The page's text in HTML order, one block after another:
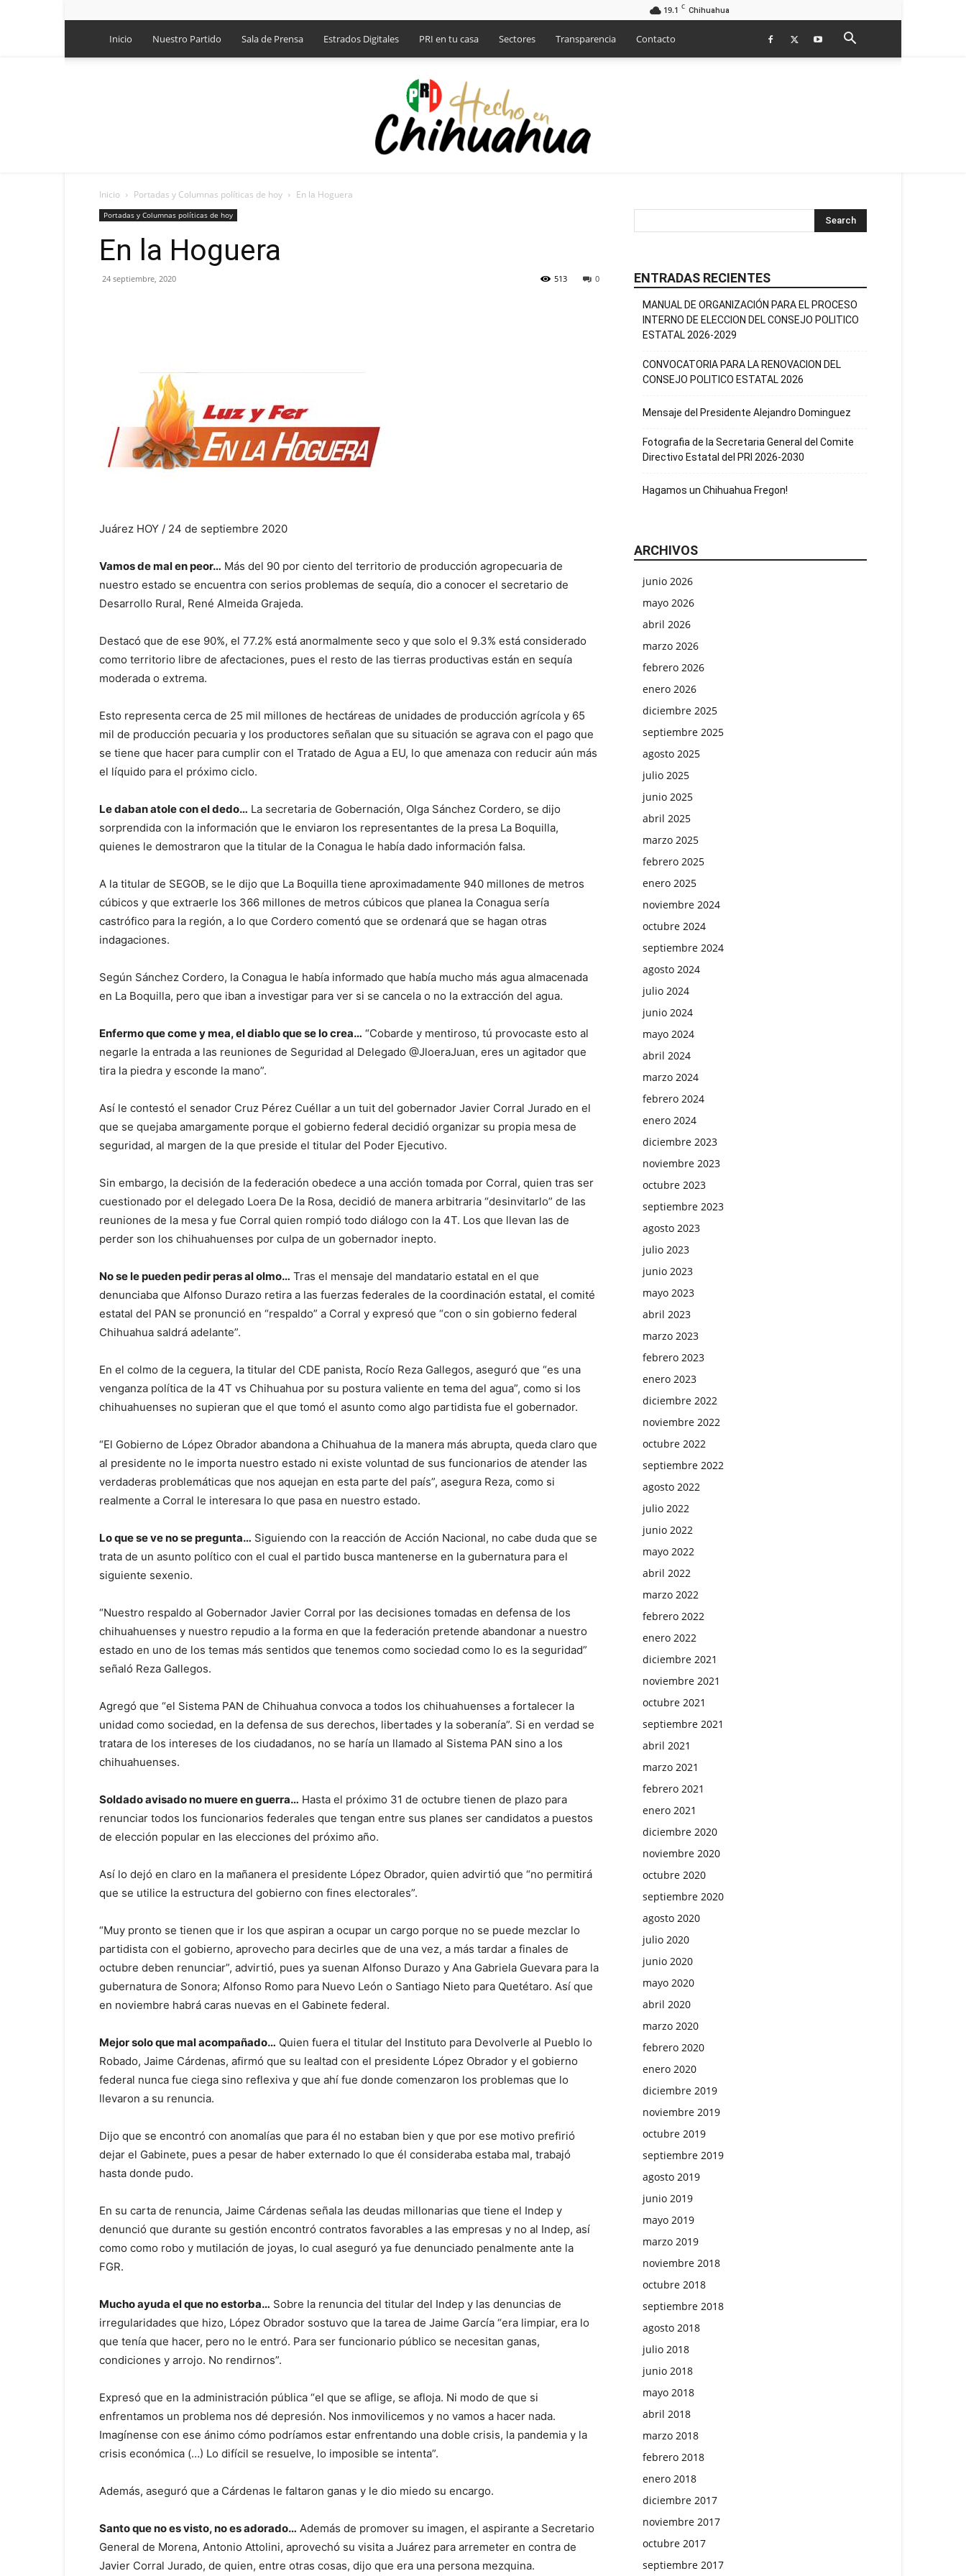
19.1 C Chihuahua
Inicio Nuestro Partido Sala de Prensa Estrados Digitales PRI en tu casa Sectores Transparencia Contacto
Inicio Portadas y Columnas políticas de hoy En la Hoguera
Portadas y Columnas políticas de hoy
En la Hoguera
24 septiembre, 2020 0
513
Juárez HOY / 24 de septiembre 2020
Vamos de mal en peor… Más del 90 por ciento del territorio de producción agropecuaria de
nuestro estado se encuentra con serios problemas de sequía, dio a conocer el secretario de
Desarrollo Rural, René Almeida Grajeda.
Destacó que de ese 90%, el 77.2% está anormalmente seco y que solo el 9.3% está considerado
como territorio libre de afectaciones, pues el resto de las tierras productivas están en sequía
moderada o extrema.
Esto representa cerca de 25 mil millones de hectáreas de unidades de producción agrícola y 65
mil de producción pecuaria y los productores señalan que su situación se agrava con el pago que
se tiene que hacer para cumplir con el Tratado de Agua a EU, lo que amenaza con reducir aún más
el líquido para el próximo ciclo.
Le daban atole con el dedo… La secretaria de Gobernación, Olga Sánchez Cordero, se dijo
sorprendida con la información que le enviaron los representantes de la presa La Boquilla,
quienes le demostraron que la titular de la Conagua le había dado información falsa.
A la titular de SEGOB, se le dijo que La Boquilla tiene aproximadamente 940 millones de metros
cúbicos y que extraerle los 366 millones de metros cúbicos que planea la Conagua sería
castrófico para la región, a lo que Cordero comentó que se ordenará que se hagan otras
indagaciones.
Según Sánchez Cordero, la Conagua le había informado que había mucho más agua almacenada
en La Boquilla, pero que iban a investigar para ver si se cancela o no la extracción del agua.
Enfermo que come y mea, el diablo que se lo crea… “Cobarde y mentiroso, tú provocaste esto al
negarle la entrada a las reuniones de Seguridad al Delegado @JloeraJuan, eres un agitador que
tira la piedra y esconde la mano”.
Así le contestó el senador Cruz Pérez Cuéllar a un tuit del gobernador Javier Corral Jurado en el
que se quejaba amargamente porque el gobierno federal decidió organizar su propia mesa de
seguridad, al margen de la que preside el titular del Poder Ejecutivo.
Sin embargo, la decisión de la federación obedece a una acción tomada por Corral, quien tras ser
cuestionado por el delegado Loera De la Rosa, decidió de manera arbitraria “desinvitarlo” de las
reuniones de la mesa y fue Corral quien rompió todo diálogo con la 4T. Los que llevan las de
perder son los chihuahuenses por culpa de un gobernador inepto.
No se le pueden pedir peras al olmo… Tras el mensaje del mandatario estatal en el que
denunciaba que Alfonso Durazo retira a las fuerzas federales de la coordinación estatal, el comité
estatal del PAN se pronunció en “respaldo” a Corral y expresó que “con o sin gobierno federal
Chihuahua saldrá adelante”.
En el colmo de la ceguera, la titular del CDE panista, Rocío Reza Gallegos, aseguró que “es una
venganza política de la 4T vs Chihuahua por su postura valiente en tema del agua”, como si los
chihuahuenses no supieran que el que tomó el asunto como algo partidista fue el gobernador.
“El Gobierno de López Obrador abandona a Chihuahua de la manera más abrupta, queda claro que
al presidente no le importa nuestro estado ni existe voluntad de sus funcionarios de atender las
verdaderas problemáticas que nos aquejan en esta parte del país”, asegura Reza, como si
realmente a Corral le interesara lo que pasa en nuestro estado.
Lo que se ve no se pregunta… Siguiendo con la reacción de Acción Nacional, no cabe duda que se
trata de un asunto político con el cual el partido busca mantenerse en la gubernatura para el
siguiente sexenio.
“Nuestro respaldo al Gobernador Javier Corral por las decisiones tomadas en defensa de los
chihuahuenses y nuestro repudio a la forma en que la federación pretende abandonar a nuestro
estado en uno de los temas más sentidos que tenemos como sociedad como lo es la seguridad”
señaló Reza Gallegos.
Agregó que “el Sistema PAN de Chihuahua convoca a todos los chihuahuenses a fortalecer la
unidad como sociedad, en la defensa de sus derechos, libertades y la soberanía”. Si en verdad se
tratara de los intereses de los ciudadanos, no se haría un llamado al Sistema PAN sino a los
chihuahuenses.
Soldado avisado no muere en guerra… Hasta el próximo 31 de octubre tienen de plazo para
renunciar todos los funcionarios federales que tengan entre sus planes ser candidatos a puestos
de elección popular en las elecciones del próximo año.
Así lo dejó en claro en la mañanera el presidente López Obrador, quien advirtió que “no permitirá
que se utilice la estructura del gobierno con fines electorales”.
“Muy pronto se tienen que ir los que aspiran a ocupar un cargo porque no se puede mezclar lo
partidista con el gobierno, aprovecho para decirles que de una vez, a más tardar a finales de
octubre deben renunciar”, advirtió, pues ya suenan Alfonso Durazo y Ana Gabriela Guevara para la
gubernatura de Sonora; Alfonso Romo para Nuevo León o Santiago Nieto para Quetétaro. Así que
en noviembre habrá caras nuevas en el Gabinete federal.
Mejor solo que mal acompañado… Quien fuera el titular del Instituto para Devolverle al Pueblo lo
Robado, Jaime Cárdenas, afirmó que su lealtad con el presidente López Obrador y el gobierno
federal nunca fue ciega sino reflexiva y que ahí fue donde comenzaron los problemas que lo
llevaron a su renuncia.
Dijo que se encontró con anomalías que para él no estaban bien y que por ese motivo prefirió
dejar el Gabinete, pues a pesar de haber externado lo que él consideraba estaba mal, trabajó
hasta donde pudo.
En su carta de renuncia, Jaime Cárdenas señala las deudas millonarias que tiene el Indep y
denunció que durante su gestión encontró contratos favorables a las empresas y no al Indep, así
como como robo y mutilación de joyas, lo cual aseguró ya fue denunciado penalmente ante la
FGR.
Mucho ayuda el que no estorba… Sobre la renuncia del titular del Indep y las denuncias de
irregularidades que hizo, López Obrador sostuvo que la tarea de Jaime García “era limpiar, era lo
que tenía que hacer, pero no le entró. Para ser funcionario público se necesitan ganas,
condiciones y arrojo. No rendirnos”.
Expresó que en la administración pública “el que se aflige, se afloja. Ni modo de que si
enfrentamos un problema nos dé depresión. Nos inmovilicemos y no vamos a hacer nada.
Imagínense con ese ánimo cómo podríamos estar enfrentando una doble crisis, la pandemia y la
crisis económica (…) Lo difícil se resuelve, lo imposible se intenta”.
Además, aseguró que a Cárdenas le faltaron ganas y le dio miedo su encargo.
Santo que no es visto, no es adorado… Además de promover su imagen, el aspirante a Secretario
General de Morena, Antonio Attolini, aprovechó su visita a Juárez para arremeter en contra de
Javier Corral Jurado, de quien, entre otras cosas, dijo que era una persona mezquina.
ENTRADAS RECIENTES
MANUAL DE ORGANIZACIÓN PARA EL PROCESO
INTERNO DE ELECCION DEL CONSEJO POLITICO
ESTATAL 2026-2029
CONVOCATORIA PARA LA RENOVACION DEL
CONSEJO POLITICO ESTATAL 2026
Mensaje del Presidente Alejandro Dominguez
Fotografia de la Secretaria General del Comite
Directivo Estatal del PRI 2026-2030
Hagamos un Chihuahua Fregon!
ARCHIVOS
junio 2026
mayo 2026
abril 2026
marzo 2026
febrero 2026
enero 2026
diciembre 2025
septiembre 2025
agosto 2025
julio 2025
junio 2025
abril 2025
marzo 2025
febrero 2025
enero 2025
noviembre 2024
octubre 2024
septiembre 2024
agosto 2024
julio 2024
junio 2024
mayo 2024
abril 2024
marzo 2024
febrero 2024
enero 2024
diciembre 2023
noviembre 2023
octubre 2023
septiembre 2023
agosto 2023
julio 2023
junio 2023
mayo 2023
abril 2023
marzo 2023
febrero 2023
enero 2023
diciembre 2022
noviembre 2022
octubre 2022
septiembre 2022
agosto 2022
julio 2022
junio 2022
mayo 2022
abril 2022
marzo 2022
febrero 2022
enero 2022
diciembre 2021
noviembre 2021
octubre 2021
septiembre 2021
abril 2021
marzo 2021
febrero 2021
enero 2021
diciembre 2020
noviembre 2020
octubre 2020
septiembre 2020
agosto 2020
julio 2020
junio 2020
mayo 2020
abril 2020
marzo 2020
febrero 2020
enero 2020
diciembre 2019
noviembre 2019
octubre 2019
septiembre 2019
agosto 2019
junio 2019
mayo 2019
marzo 2019
noviembre 2018
octubre 2018
septiembre 2018
agosto 2018
julio 2018
junio 2018
mayo 2018
abril 2018
marzo 2018
febrero 2018
enero 2018
diciembre 2017
noviembre 2017
octubre 2017
septiembre 2017